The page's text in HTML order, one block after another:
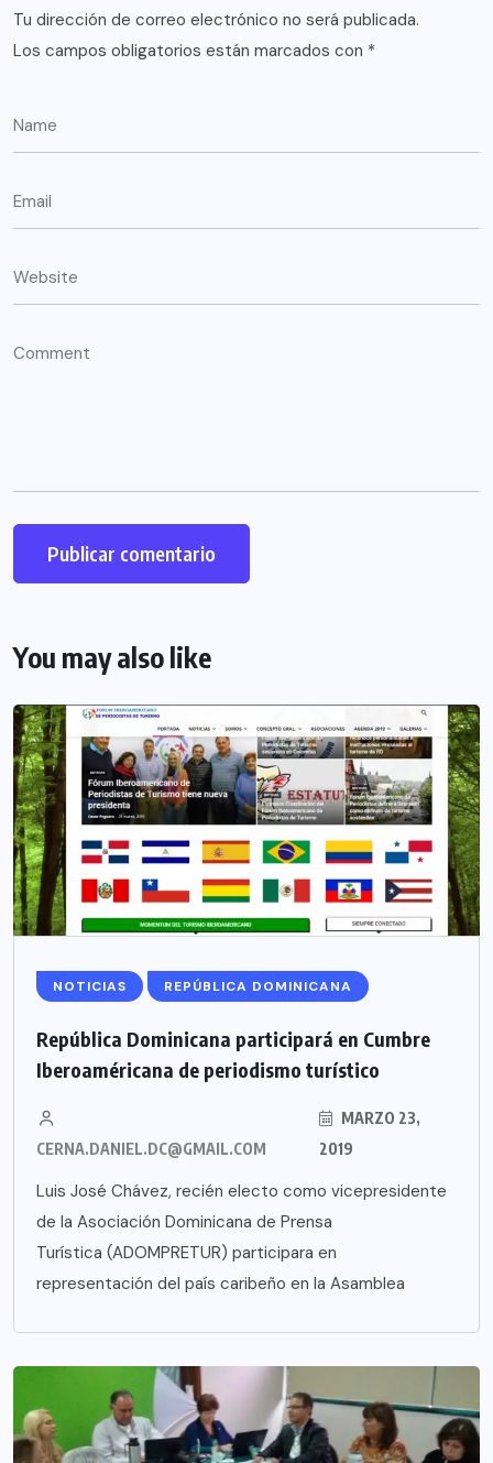
Tu dirección de correo electrónico no será publicada.
Los campos obligatorios están marcados con *
You may also like
NOTICIAS REPÚBLICA DOMINICANA
República Dominicana participará en Cumbre
Iberoaméricana de periodismo turístico
CERNA.DANIEL.DC@GMAIL.COM
MARZO 23,
2019
Luis José Chávez, recién electo como vicepresidente
de la Asociación Dominicana de Prensa
Turística (ADOMPRETUR) participara en
representación del país caribeño en la Asamblea